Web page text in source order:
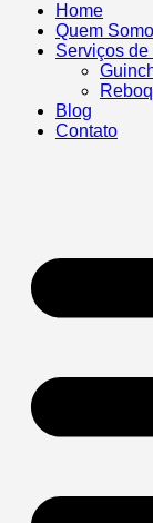
Home
Quem
Serviços
Blog
Contato